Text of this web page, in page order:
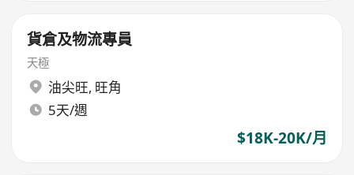
貨倉及物流專員
天極
油尖旺, 旺角
5天/週
$18K-20K/月